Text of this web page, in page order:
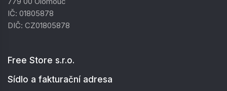
IČ: 01805878
DIČ: CZ01805878
Free Store s.r.o.
Sídlo a fakturační adresa